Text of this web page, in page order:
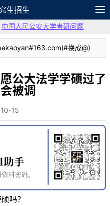
生招生
笔记
论坛
中国人民公安大学考研问题
换成@)
公大法学学硕过了
被调
15
吗？